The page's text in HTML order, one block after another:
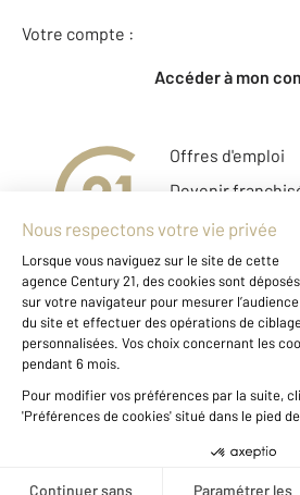
Votre compte :
Accéder à mon
Offres d'emploi
Devenir
Entreprise et
Fine Homes &
À propos
International
Mentions légales &